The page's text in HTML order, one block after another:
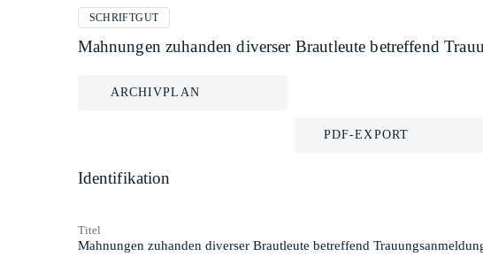
SCHRIFTGUT
Mahnungen zuhanden diverser Brautleute betreffend
ARCHIVPLAN
PDF-EXPORT
Identifikation
Titel
Mahnungen zuhanden diverser Brautleute betreffend